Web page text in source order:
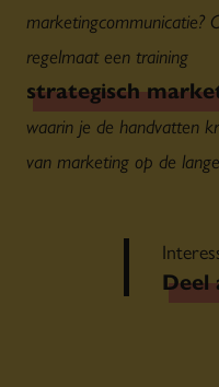
marketingcommunicatie?
regelmaat een training
strategisch
waarin je de handvatten
van marketing op de
Deel